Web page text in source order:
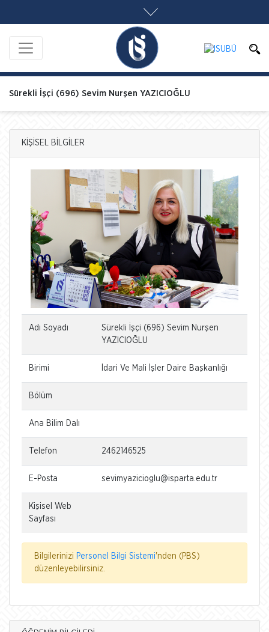
Sürekli İşçi (696) Sevim Nurşen YAZICIOĞLU
KİŞİSEL BİLGİLER
Adı Soyadı
Sürekli İşçi (696) Sevim Nurşen
YAZICIOĞLU
Birimi İdari Ve Mali İşler Daire Başkanlığı
Bölüm
Ana Bilim Dalı
Telefon 2462146525
E-Posta sevimyazicioglu@isparta.edu.tr
Kişisel Web
Sayfası
Bilgilerinizi Personel Bilgi Sistemi'nden (PBS)
düzenleyebilirsiniz.